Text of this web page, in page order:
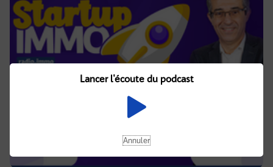
Lancer l'écoute du podcast
Annuler